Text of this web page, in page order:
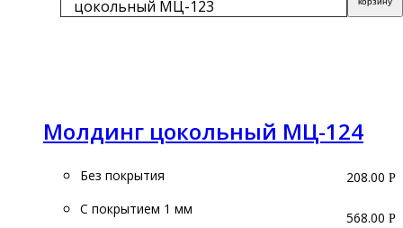
цокольный МЦ-123
Молдинг цокольный МЦ-124
Без покрытия
С покрытием 1 мм
208.00 Р
568.00 Р